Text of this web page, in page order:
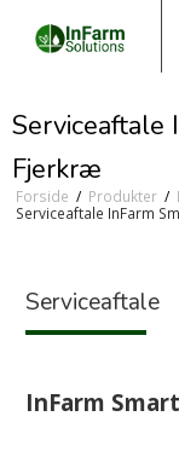
Serviceaftale
Fjerkræ
Forside / Produkter /
Serviceaftale InFarm
Serviceaftale
InFarm